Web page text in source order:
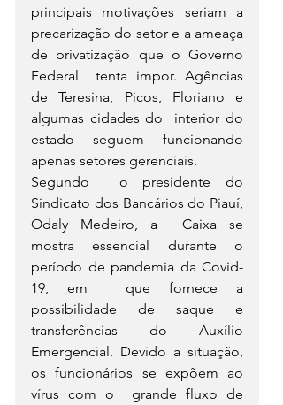
principais motivações seriam a
precarização do setor e a ameaça
de privatização que o Governo
Federal  tenta impor. Agências
de Teresina, Picos, Floriano e
algumas cidades do  interior do
estado seguem funcionando
apenas setores gerenciais.
Segundo  o presidente do
Sindicato dos Bancários do Piauí,
Odaly Medeiro, a  Caixa se
mostra essencial durante o
período de pandemia da Covid-
19, em  que fornece a
possibilidade de saque e
transferências do Auxílio
Emergencial. Devido a situação,
os funcionários se expõem ao
vírus com o  grande fluxo de